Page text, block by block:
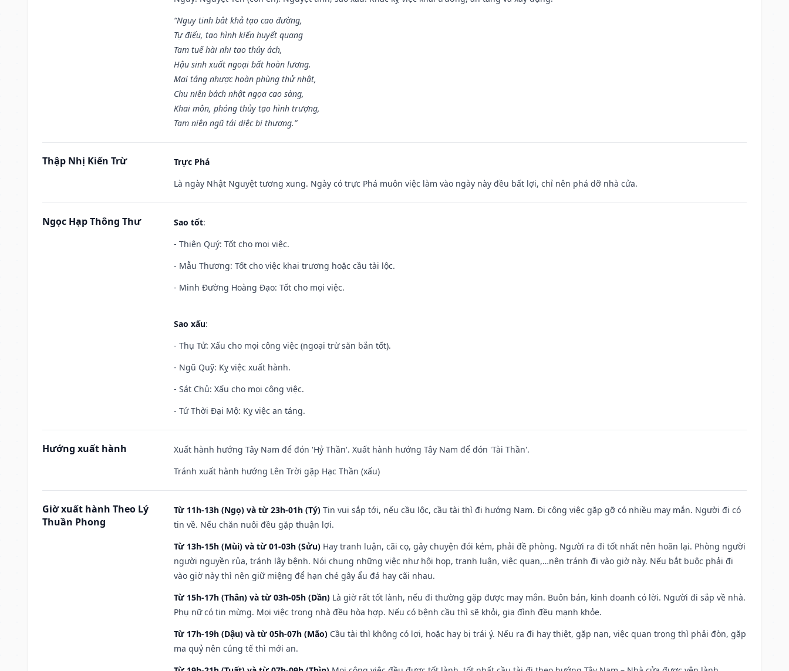
“Nguy tinh bât khả tạo cao đường,
Tự điếu, tao hình kiến huyết quang
Tam tuế hài nhi tao thủy ách,
Hậu sinh xuất ngoại bất hoàn lương.
Mai táng nhược hoàn phùng thử nhật,
Chu niên bách nhật ngọa cao sàng,
Khai môn, phóng thủy tạo hình trượng,
Tam niên ngũ tái diệc bi thương.”
Thập Nhị Kiến Trừ
Trực Phá
Là ngày Nhật Nguyệt tương xung. Ngày có trực Phá muôn việc làm vào ngày này đều bất lợi, chỉ nên phá dỡ nhà cửa.
Ngọc Hạp Thông Thư Sao tốt:
- Thiên Quý: Tốt cho mọi việc.
- Mẫu Thương: Tốt cho việc khai trương hoặc cầu tài lộc.
- Minh Đường Hoàng Đạo: Tốt cho mọi việc.
Sao xấu:
- Thụ Tử: Xấu cho mọi công việc (ngoại trừ săn bắn tốt).
- Ngũ Quỹ: Kỵ việc xuất hành.
- Sát Chủ: Xấu cho mọi công việc.
- Tứ Thời Đại Mộ: Kỵ việc an táng.
Hướng xuất hành
Xuất hành hướng Tây Nam để đón 'Hỷ Thần'. Xuất hành hướng Tây Nam để đón 'Tài Thần'.
Tránh xuất hành hướng Lên Trời gặp Hạc Thần (xấu)
Giờ xuất hành Theo Lý
Thuần Phong
Từ 11h-13h (Ngọ) và từ 23h-01h (Tý) Tin vui sắp tới, nếu cầu lộc, cầu tài thì đi hướng Nam. Đi công việc gặp gỡ có nhiều may mắn. Người đi có
tin về. Nếu chăn nuôi đều gặp thuận lợi.
Từ 13h-15h (Mùi) và từ 01-03h (Sửu) Hay tranh luận, cãi cọ, gây chuyện đói kém, phải đề phòng. Người ra đi tốt nhất nên hoãn lại. Phòng người
người nguyền rủa, tránh lây bệnh. Nói chung những việc như hội họp, tranh luận, việc quan,…nên tránh đi vào giờ này. Nếu bắt buộc phải đi
vào giờ này thì nên giữ miệng để hạn ché gây ẩu đả hay cãi nhau.
Từ 15h-17h (Thân) và từ 03h-05h (Dần) Là giờ rất tốt lành, nếu đi thường gặp được may mắn. Buôn bán, kinh doanh có lời. Người đi sắp về nhà.
Phụ nữ có tin mừng. Mọi việc trong nhà đều hòa hợp. Nếu có bệnh cầu thì sẽ khỏi, gia đình đều mạnh khỏe.
Từ 17h-19h (Dậu) và từ 05h-07h (Mão) Cầu tài thì không có lợi, hoặc hay bị trái ý. Nếu ra đi hay thiệt, gặp nạn, việc quan trọng thì phải đòn, gặp
ma quỷ nên cúng tế thì mới an.